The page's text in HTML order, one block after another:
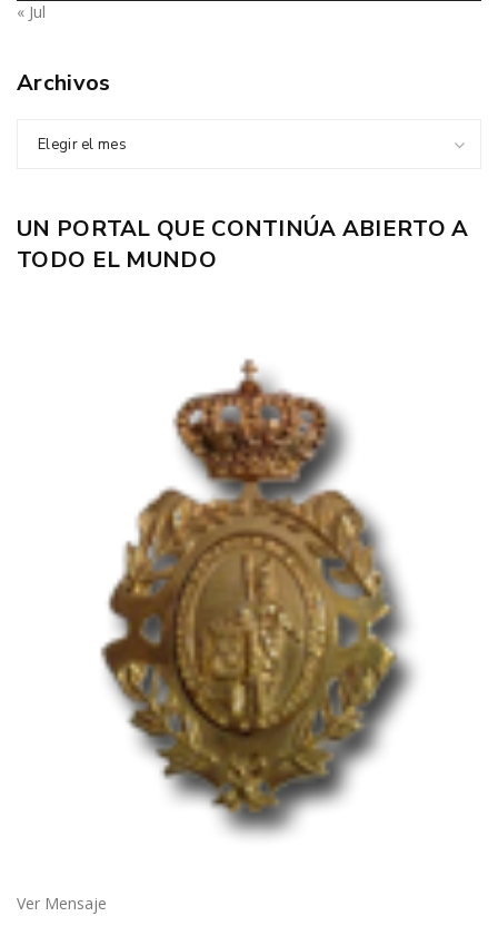
« Jul
Archivos
Elegir el mes
UN PORTAL QUE CONTINÚA ABIERTO A
TODO EL MUNDO
Ver Mensaje